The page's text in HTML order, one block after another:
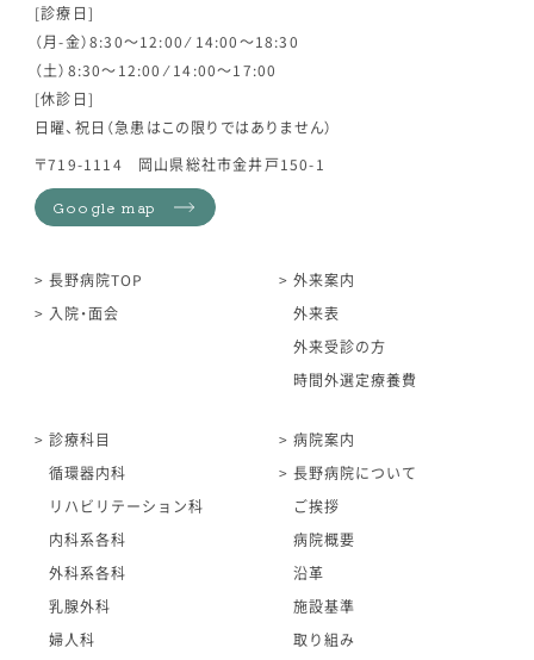
[診療日]
（月-金）8:30～12:00 ⁄ 14:00～18:30
（土）8:30～12:00 ⁄ 14:00～17:00
[休診日]
日曜、祝日（急患はこの限りではありません）
〒719-1114 岡山県総社市金井戸150-1
Google map
長野病院TOP
入院・面会
外来案内
外来表
外来受診の方
時間外選定療養費
診療科目
循環器内科
リハビリテーション科
内科系各科
外科系各科
乳腺外科
婦人科
病院案内
長野病院について
ご挨拶
病院概要
沿革
施設基準
取り組み